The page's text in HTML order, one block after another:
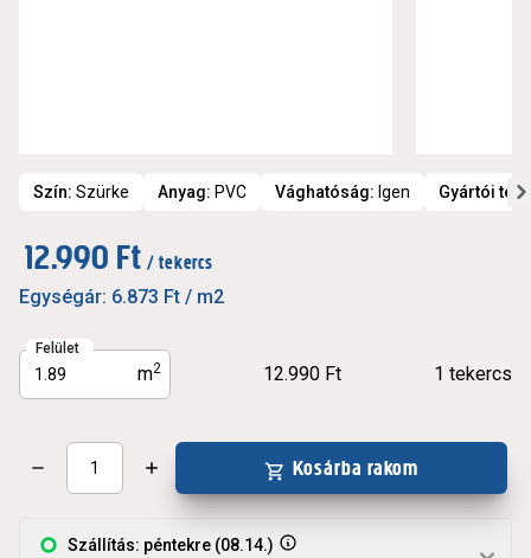
Szín: Szürke Anyag: PVC Vághatóság: Igen Gyártói
12.990 Ft / tekercs
Egységár: 6.873 Ft / m2
Felület
m2 12.990 Ft 1 tekercs
Szállítás: péntekre (08.14.)
Kosárba rakom